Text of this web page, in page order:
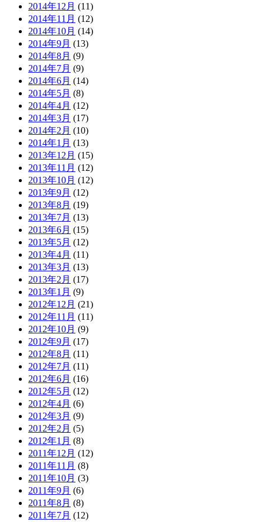
2014年12月 (11)
2014年11月 (12)
2014年10月 (14)
2014年9月 (13)
2014年8月 (9)
2014年7月 (9)
2014年6月 (14)
2014年5月 (8)
2014年4月 (12)
2014年3月 (17)
2014年2月 (10)
2014年1月 (13)
2013年12月 (15)
2013年11月 (12)
2013年10月 (12)
2013年9月 (12)
2013年8月 (19)
2013年7月 (13)
2013年6月 (15)
2013年5月 (12)
2013年4月 (11)
2013年3月 (13)
2013年2月 (17)
2013年1月 (9)
2012年12月 (21)
2012年11月 (11)
2012年10月 (9)
2012年9月 (17)
2012年8月 (11)
2012年7月 (11)
2012年6月 (16)
2012年5月 (12)
2012年4月 (6)
2012年3月 (9)
2012年2月 (5)
2012年1月 (8)
2011年12月 (12)
2011年11月 (8)
2011年10月 (3)
2011年9月 (6)
2011年8月 (8)
2011年7月 (12)